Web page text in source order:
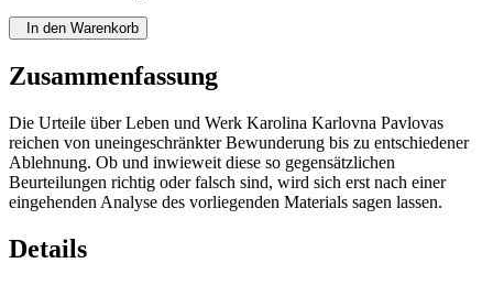
In den Warenkorb
Zusammenfassung
Die Urteile über Leben und Werk Karolina Karlovna Pavlovas
reichen von uneingeschränkter Bewunderung bis zu entschiedener
Ablehnung. Ob und inwieweit diese so gegensätzlichen
Beurteilungen richtig oder falsch sind, wird sich erst nach einer
eingehenden Analyse des vorliegenden Materials sagen lassen.
Details